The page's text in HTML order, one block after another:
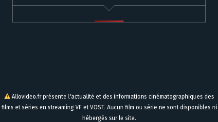
Allovideo.fr présente l'actualité et des informations cinématographiques des
films et séries en streaming VF et VOST. Aucun film ou série ne sont disponibles ni
hébergés sur le site.